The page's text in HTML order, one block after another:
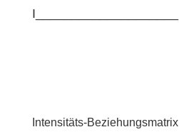
I____________________
Intensitäts-Beziehungsmatrix